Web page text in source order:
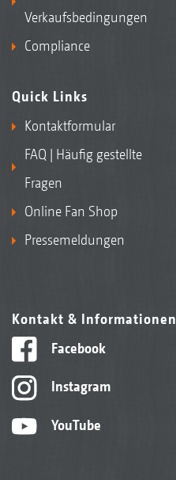
Verkaufsbedingungen
Compliance
Quick Links
Kontaktformular
FAQ | Häufig gestellte
Fragen
Online Fan Shop
Pressemeldungen
Kontakt & Informationen
Facebook
Instagram
YouTube